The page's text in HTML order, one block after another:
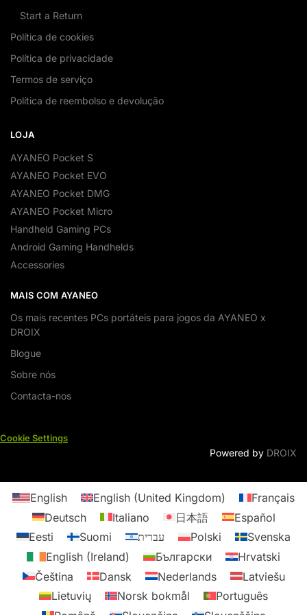
Start a Return
Política de cookies
Política de privacidade
Termos de serviço
Política de reembolso e devolução
LOJA
AYANEO Pocket S
AYANEO Pocket EVO
AYANEO Pocket DMG
AYANEO Pocket Micro
Handheld Gaming PCs
Android Gaming Handhelds
Accessories
MAIS COM AYANEO
Os mais recentes PCs portáteis para jogos da AYANEO x
DROIX
Blogue
Sobre nós
Contacta-nos
Cookie Settings
Powered by DROIX
English English (United Kingdom)
Français
Deutsch
Italiano 日本語
Español
Eesti
Suomi עברית Polski
Svenska
English (Ireland)
Български
Hrvatski
Čeština
Dansk Nederlands
Latviešu
Lietuvių
Norsk bokmål
Português